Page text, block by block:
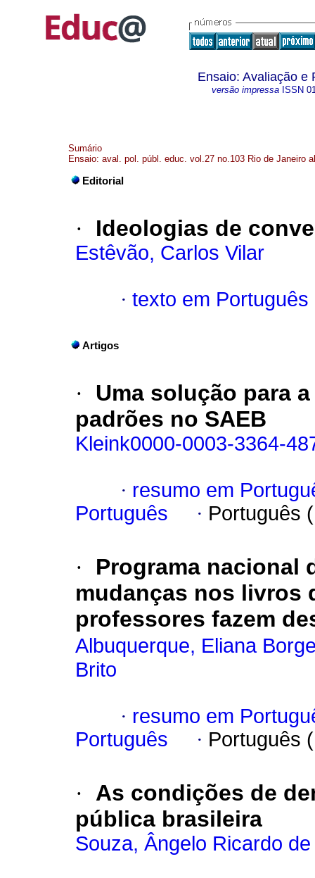
Ensaio: Avaliação e
versão impressa ISSN
Sumário
Ensaio: aval. pol. públ. educ. vol.27 no.103 Rio de Janeiro
Editorial
· Ideologias de
Estêvão, Carlos Vilar
· texto em Português
Artigos
·
Uma solução para
padrões no SAEB
Kleink0000-0003-3364-
· resumo em
Português
· Português
·
Programa nacional
mudanças nos livros
professores fazem
Albuquerque, Eliana
Brito
· resumo em
Português
· Português
·
As condições de
pública brasileira
Souza, Ângelo Ricardo de